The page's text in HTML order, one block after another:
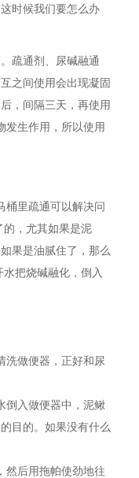
时候我们要怎么办
疏通剂、尿碱融通
之间使用会出现凝固
，间隔三天，再使用
发生作用，所以使用
桶里疏通可以解决问
的，尤其如果是泥
果是油腻住了，那么
把烧碱融化，倒入
洗做便器，正好和尿
倒入做便器中，泥鳅
目的。如果没有什么
然后用拖帕使劲地往